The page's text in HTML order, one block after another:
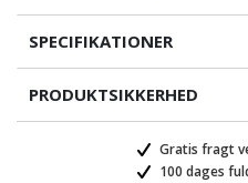
SPECIFIKATIONER
PRODUKTSIKKERHED
Gratis fragt
100 dages